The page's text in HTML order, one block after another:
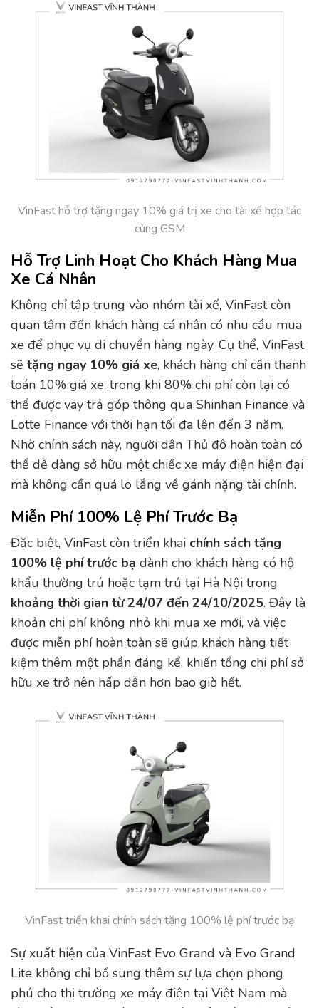
VinFast hỗ trợ tặng ngay 10% giá trị xe cho tài xế hợp tác
cùng GSM
Hỗ Trợ Linh Hoạt Cho Khách Hàng Mua
Xe Cá Nhân
Không chỉ tập trung vào nhóm tài xế, VinFast còn
quan tâm đến khách hàng cá nhân có nhu cầu mua
xe để phục vụ di chuyển hàng ngày. Cụ thể, VinFast
sẽ tặng ngay 10% giá xe, khách hàng chỉ cần thanh
toán 10% giá xe, trong khi 80% chi phí còn lại có
thể được vay trả góp thông qua Shinhan Finance và
Lotte Finance với thời hạn tối đa lên đến 3 năm.
Nhờ chính sách này, người dân Thủ đô hoàn toàn có
thể dễ dàng sở hữu một chiếc xe máy điện hiện đại
mà không cần quá lo lắng về gánh nặng tài chính.
Miễn Phí 100% Lệ Phí Trước Bạ
Đặc biệt, VinFast còn triển khai chính sách tặng
100% lệ phí trước bạ dành cho khách hàng có hộ
khẩu thường trú hoặc tạm trú tại Hà Nội trong
khoảng thời gian từ 24/07 đến 24/10/2025. Đây là
khoản chi phí không nhỏ khi mua xe mới, và việc
được miễn phí hoàn toàn sẽ giúp khách hàng tiết
kiệm thêm một phần đáng kể, khiến tổng chi phí sở
hữu xe trở nên hấp dẫn hơn bao giờ hết.
VinFast triển khai chính sách tặng 100% lệ phí trước bạ
Sự xuất hiện của VinFast Evo Grand và Evo Grand
Lite không chỉ bổ sung thêm sự lựa chọn phong
phú cho thị trường xe máy điện tại Việt Nam mà